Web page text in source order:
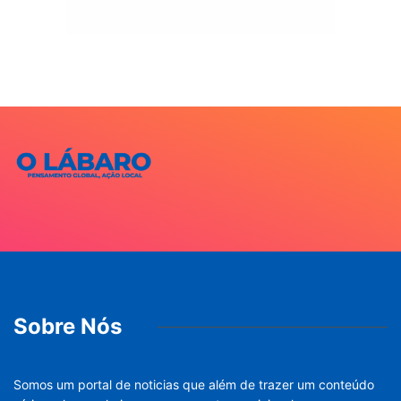
Sobre Nós
Somos um portal de noticias que além de trazer um conteúdo